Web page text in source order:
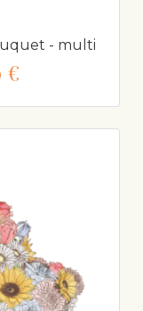
- multi
€